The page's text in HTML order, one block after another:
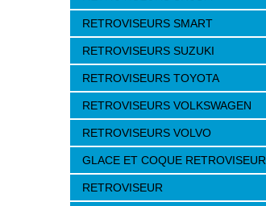
RETROVISEURS SMART
RETROVISEURS SUZUKI
RETROVISEURS TOYOTA
RETROVISEURS VOLKSWAGEN
RETROVISEURS VOLVO
GLACE ET COQUE RETROVISEUR
RETROVISEUR